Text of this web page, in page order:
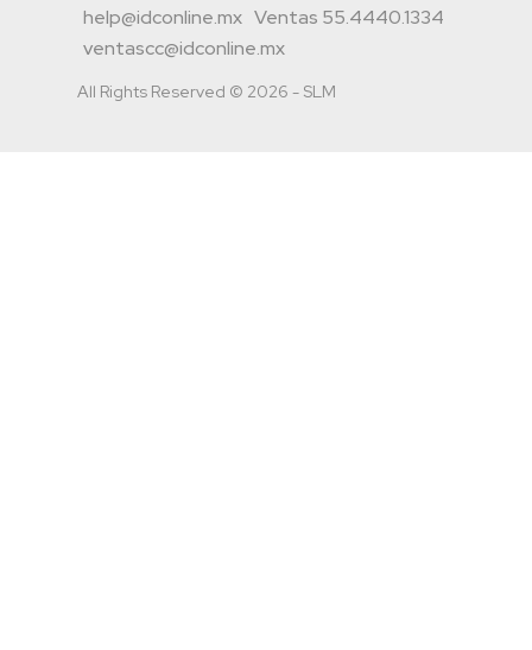
help@idconline.mx Ventas 55.4440.1334
ventascc@idconline.mx
All Rights Reserved © 2026 - SLM